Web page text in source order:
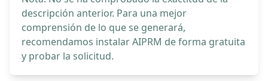
descripción anterior. Para una mejor
comprensión de lo que se generará,
recomendamos instalar AIPRM de forma gratuita
y probar la solicitud.